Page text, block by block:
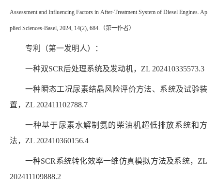
Assessment and Influencing Factors in After-Treatment System of Diesel Engines. Ap
plied Sciences-Basel, 2024, 14(2), 684. （第一作者）
专利（第一发明人）：
一种双SCR后处理系统及发动机， ZL 202410335573.3
一种瞬态工况尿素结晶风险评价方法、系统及试验装
置， ZL 202411102788.7
一种基于尿素水解制氨的柴油机超低排放系统和方
法， ZL 202410360156.4
一种SCR 系统转化效率一维仿真模拟方法及系统， ZL
202411109888.2